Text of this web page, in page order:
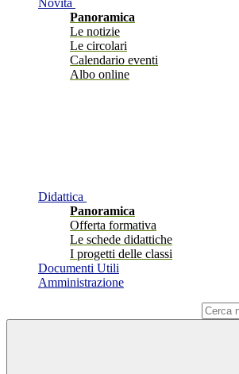
Novità
Panoramica
Le notizie
Le circolari
Calendario eventi
Albo online
Didattica
Panoramica
Offerta formativa
Le schede didattiche
I progetti delle classi
Documenti Utili
Amministrazione